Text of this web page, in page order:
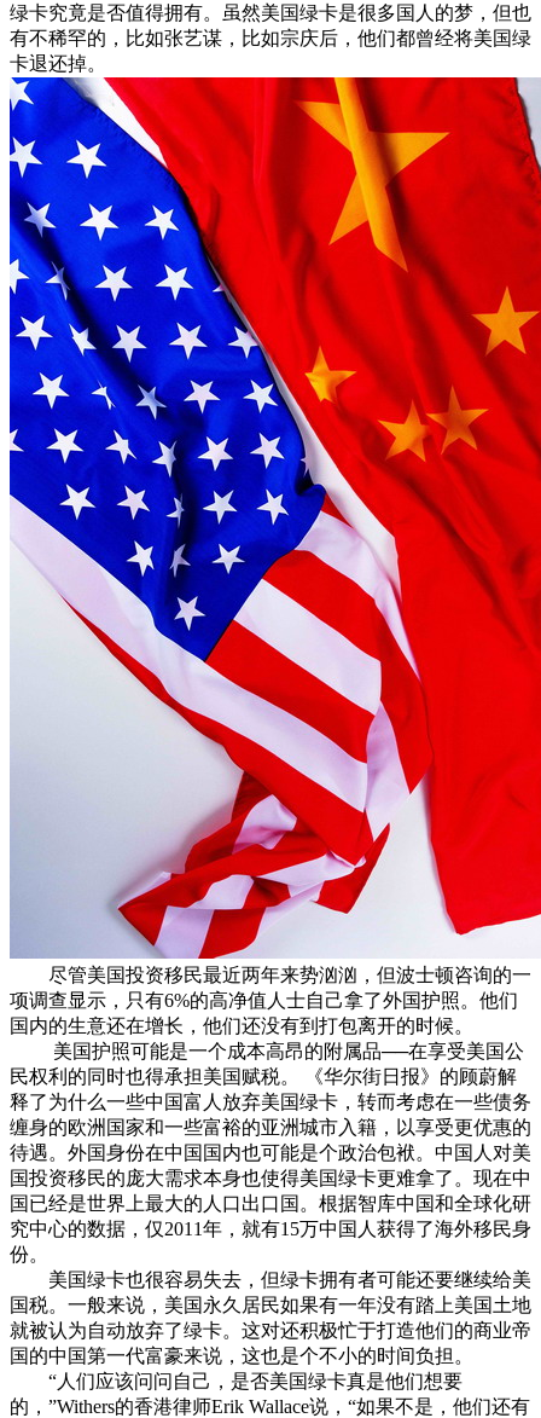
绿卡究竟是否值得拥有。虽然美国绿卡是很多国人的梦，但也
有不稀罕的，比如张艺谋，比如宗庆后，他们都曾经将美国绿
卡退还掉。
尽管美国投资移民最近两年来势汹汹，但波士顿咨询的一
项调查显示，只有6%的高净值人士自己拿了外国护照。他们
国内的生意还在增长，他们还没有到打包离开的时候。
美国护照可能是一个成本高昂的附属品──在享受美国公
民权利的同时也得承担美国赋税。 《华尔街日报》的顾蔚解
释了为什么一些中国富人放弃美国绿卡，转而考虑在一些债务
缠身的欧洲国家和一些富裕的亚洲城市入籍，以享受更优惠的
待遇。外国身份在中国国内也可能是个政治包袱。中国人对美
国投资移民的庞大需求本身也使得美国绿卡更难拿了。现在中
国已经是世界上最大的人口出口国。根据智库中国和全球化研
究中心的数据，仅2011年，就有15万中国人获得了海外移民身
份。
美国绿卡也很容易失去，但绿卡拥有者可能还要继续给美
国税。一般来说，美国永久居民如果有一年没有踏上美国土地
就被认为自动放弃了绿卡。这对还积极忙于打造他们的商业帝
国的中国第一代富豪来说，这也是个不小的时间负担。
“人们应该问问自己，是否美国绿卡真是他们想要
的，”Withers的香港律师Erik Wallace说，“如果不是，他们还有